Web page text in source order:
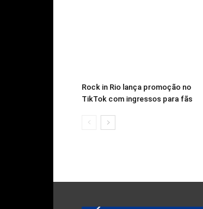
Rock in Rio lança promoção no
TikTok com ingressos para fãs